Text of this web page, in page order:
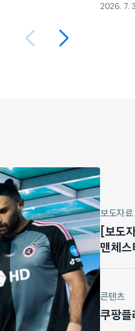
2026. 7.
보도자료
[보도
맨체스
콘텐츠
쿠팡플